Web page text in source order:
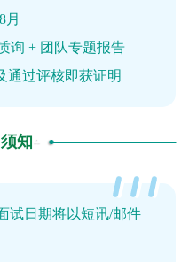
月
询 + 团队专题报告
通过评核即获证明
知
试日期将以短讯/邮件